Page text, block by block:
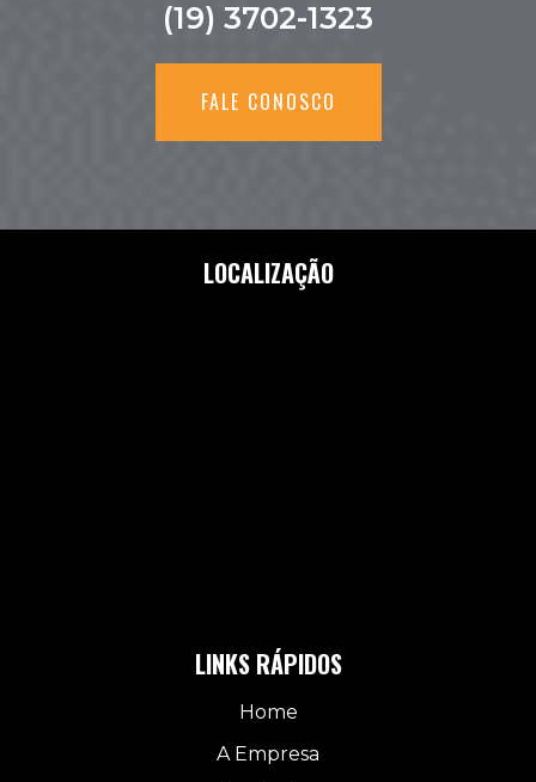
(19) 3702-1323
FALE CONOSCO
LOCALIZAÇÃO
LINKS RÁPIDOS
Home
A Empresa